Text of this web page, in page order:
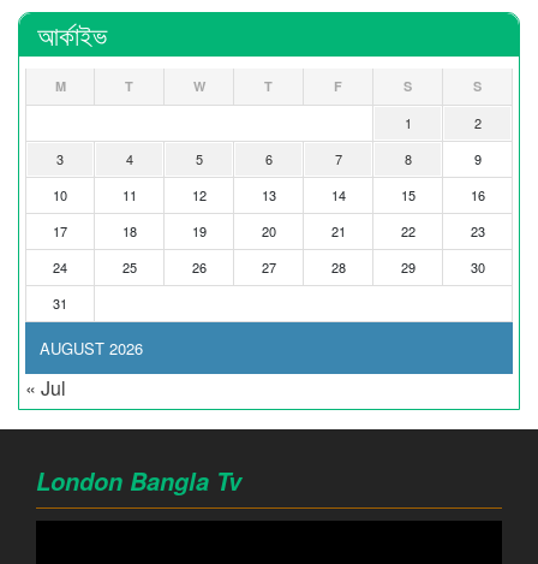
আর্কাইভ
AUGUST 2026
M T W T F S S
1
2
3
4 5 6 7 8
9
10
11 12 13 14 15
16
17
18 19 20 21 22
23
24
25 26 27 28 29
30
31
« Jul
London Bangla Tv